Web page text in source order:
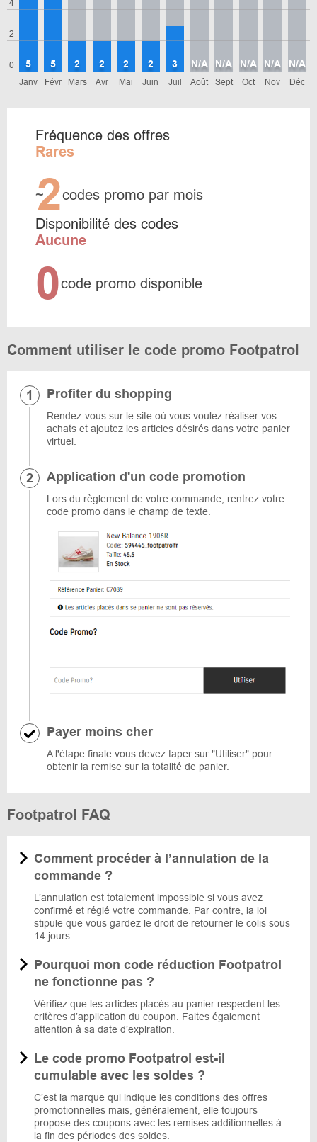
0
2
4
Janv
5
Févr
5
Mars
2
Avr
2
Mai
2
Juin
2
Juil
3
Août
N/A
Sept
N/A
Oct
N/A
Nov
N/A
Déc
N/A
Fréquence des offres
Rares
~
2codes promo par mois
Disponibilité des codes
Aucune
0code promo disponible
Comment utiliser le code promo Footpatrol
Profiter du shopping
Rendez-vous sur le site où vous voulez réaliser vos
achats et ajoutez les articles désirés dans votre panier
virtuel.
Application d'un code promotion
Lors du règlement de votre commande, rentrez votre
code promo dans le champ de texte.
Payer moins cher
A l'étape finale vous devez taper sur "Utiliser" pour
obtenir la remise sur la totalité de panier.
Footpatrol FAQ
Comment procéder à l’annulation de la
commande ?
L’annulation est totalement impossible si vous avez
confirmé et réglé votre commande. Par contre, la loi
stipule que vous gardez le droit de retourner le colis sous
14 jours.
Pourquoi mon code réduction Footpatrol
ne fonctionne pas ?
Vérifiez que les articles placés au panier respectent les
critères d’application du coupon. Faites également
attention à sa date d’expiration.
Le code promo Footpatrol est-il
cumulable avec les soldes ?
C’est la marque qui indique les conditions des offres
promotionnelles mais, généralement, elle toujours
propose des coupons avec les remises additionnelles à
la fin des périodes des soldes.